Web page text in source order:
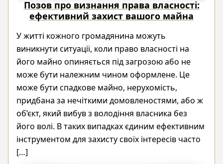
Позов про визнання права власності:
ефективний захист вашого майна
У житті кожного громадянина можуть
виникнути ситуації, коли право власності на
його майно опиняється під загрозою або не
може бути належним чином оформлене. Це
може бути спадкове майно, нерухомість,
придбана за нечіткими домовленостями, або ж
об’єкт, який вибув з володіння власника без
його волі. В таких випадках єдиним ефективним
інструментом для захисту своїх інтересів часто
[…]